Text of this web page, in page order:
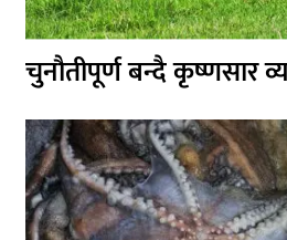
चुनौतीपूर्ण बन्दै कृष्णसार